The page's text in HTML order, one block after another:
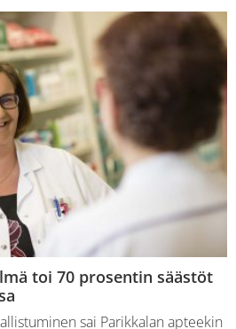
toi 70 prosentin säästöt
sai Parikkalan apteekin